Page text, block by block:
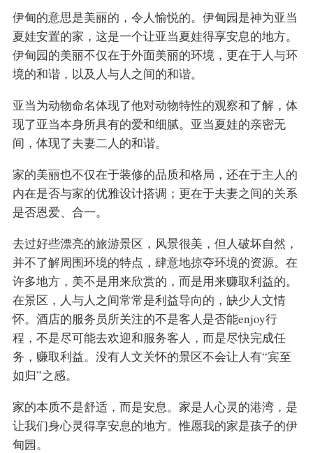
伊甸的意思是美丽的，令人愉悦的。伊甸园是神为亚当
夏娃安置的家，这是一个让亚当夏娃得享安息的地方。
伊甸园的美丽不仅在于外面美丽的环境，更在于人与环
境的和谐，以及人与人之间的和谐。
亚当为动物命名体现了他对动物特性的观察和了解，体
现了亚当本身所具有的爱和细腻。亚当夏娃的亲密无
间，体现了夫妻二人的和谐。
家的美丽也不仅在于装修的品质和格局，还在于主人的
内在是否与家的优雅设计搭调；更在于夫妻之间的关系
是否恩爱、合一。
去过好些漂亮的旅游景区，风景很美，但人破坏自然，
并不了解周围环境的特点，肆意地掠夺环境的资源。在
许多地方，美不是用来欣赏的，而是用来赚取利益的。
在景区，人与人之间常常是利益导向的，缺少人文情
怀。酒店的服务员所关注的不是客人是否能enjoy行
程，不是尽可能去欢迎和服务客人，而是尽快完成任
务，赚取利益。没有人文关怀的景区不会让人有“宾至
如归”之感。
家的本质不是舒适，而是安息。家是人心灵的港湾，是
让我们身心灵得享安息的地方。惟愿我的家是孩子的伊
甸园。